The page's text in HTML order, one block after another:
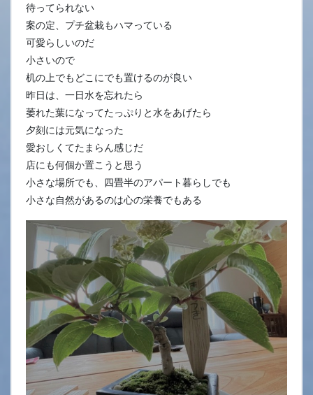
待ってられない
案の定、プチ盆栽もハマっている
可愛らしいのだ
小さいので
机の上でもどこにでも置けるのが良い
昨日は、一日水を忘れたら
萎れた葉になってたっぷりと水をあげたら
夕刻には元気になった
愛おしくてたまらん感じだ
店にも何個か置こうと思う
小さな場所でも、四畳半のアパート暮らしでも
小さな自然があるのは心の栄養でもある